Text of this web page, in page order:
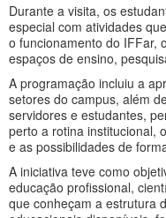
Durante a visita, os
especial com atividades
o funcionamento do IFFar,
espaços de ensino,
A programação incluiu a
setores do campus, além
servidores e estudantes,
perto a rotina institucional,
e as possibilidades de
A iniciativa teve como
educação profissional,
que conheçam a estrutura